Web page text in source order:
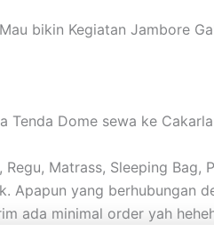
bikin Kegiatan Jambore
Tenda Dome sewa ke
Matrass, Sleeping
Apapun yang berhubungan
ada minimal order yah